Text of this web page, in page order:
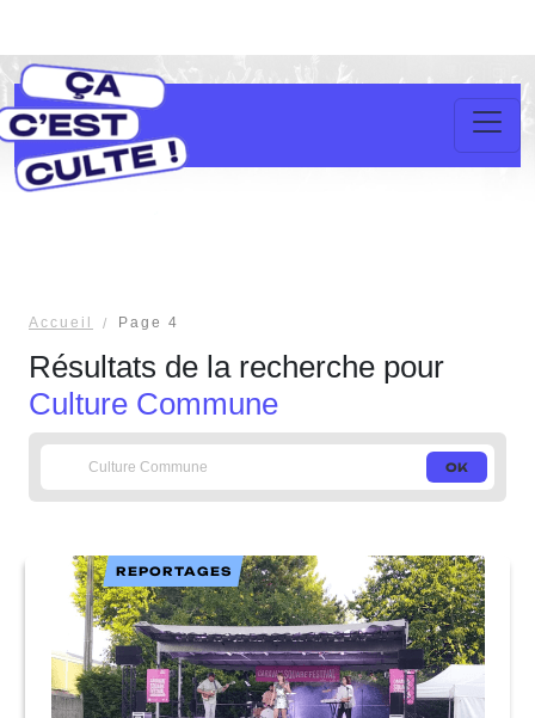
Accueil Page 4
Résultats de la recherche pour
Culture Commune
REPORTAGES